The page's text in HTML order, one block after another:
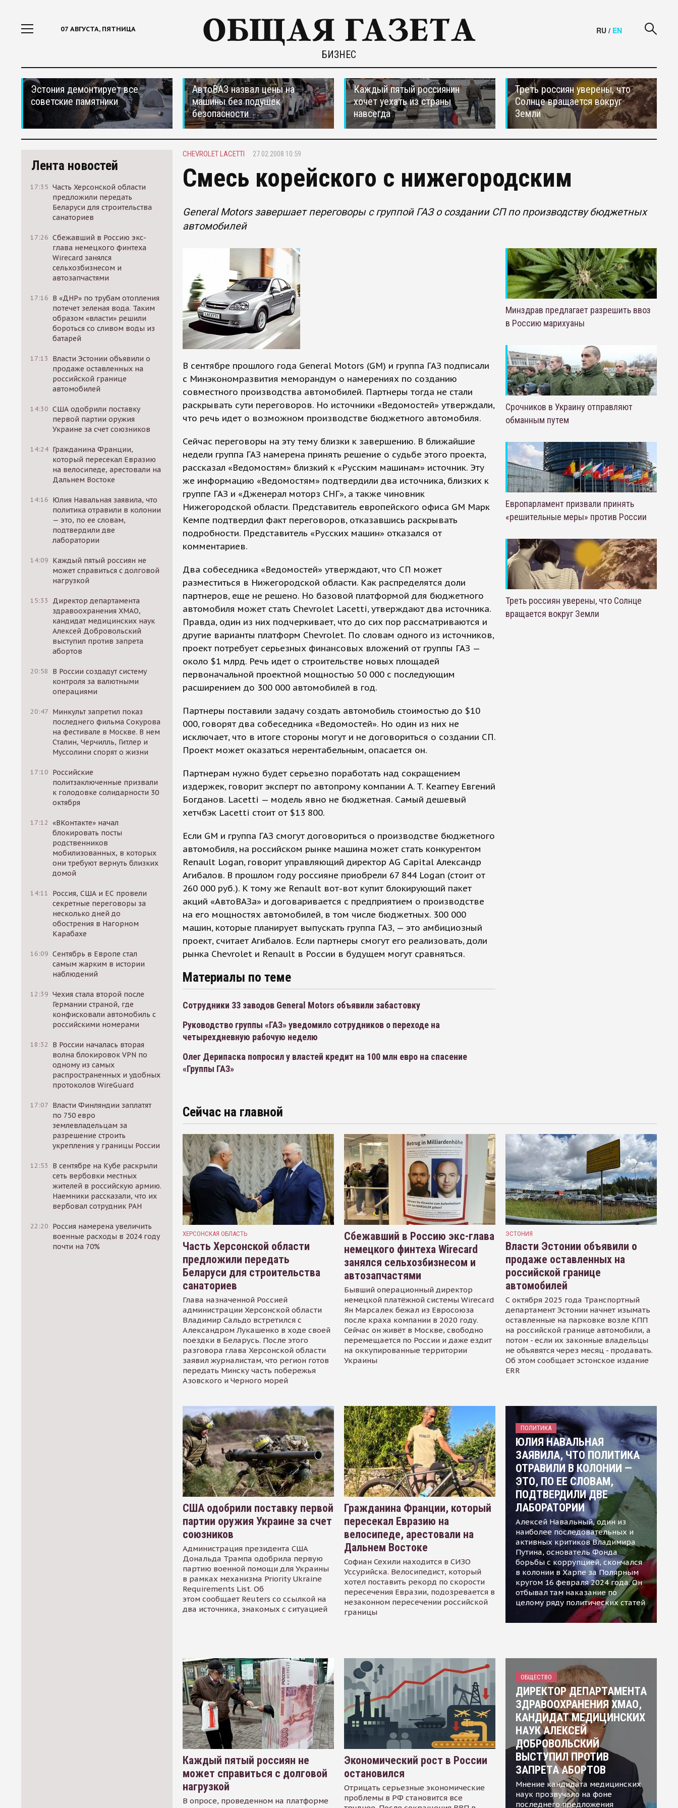
07 АВГУСТА, ПЯТНИЦА
БИЗНЕС
RU / EN
Эстония демонтирует все
советские памятники
АвтоВАЗ назвал цены на
машины без подушек
безопасности
Каждый пятый россиянин
хочет уехать из страны
навсегда
Треть россиян уверены, что
Солнце вращается вокруг
Земли
Лента новостей
17:35 Часть Херсонской области
предложили передать
Беларуси для строительства
санаториев
17:26 Сбежавший в Россию экс-
глава немецкого финтеха
Wirecard занялся
сельхозбизнесом и
автозапчастями
17:16 В «ДНР» по трубам отопления
потечет зеленая вода. Таким
образом «власти» решили
бороться со сливом воды из
батарей
17:13
Власти Эстонии объявили о
продаже оставленных на
российской границе
автомобилей
14:30 США одобрили поставку
первой партии оружия
Украине за счет союзников
14:24 Гражданина Франции,
который пересекал Евразию
на велосипеде, арестовали на
Дальнем Востоке
14:16 Юлия Навальная заявила, что
политика отравили в колонии
— это, по ее словам,
подтвердили две
лаборатории
14:09 Каждый пятый россиян не
может справиться с долговой
нагрузкой
15:33
Директор департамента
здравоохранения ХМАО,
кандидат медицинских наук
Алексей Добровольский
выступил против запрета
абортов
20:58
В России создадут систему
контроля за валютными
операциями
20:47 Минкульт запретил показ
последнего фильма Сокурова
на фестивале в Москве. В нем
Сталин, Черчилль, Гитлер и
Муссолини спорят о жизни
17:10 Российские
политзаключенные призвали
к голодовке солидарности 30
октября
17:12 «ВКонтакте» начал
блокировать посты
родственников
мобилизованных, в которых
они требуют вернуть близких
домой
14:11
Россия, США и ЕС провели
секретные переговоры за
несколько дней до
обострения в Нагорном
Карабахе
16:09 Сентябрь в Европе стал
самым жарким в истории
наблюдений
12:39 Чехия стала второй после
Германии страной, где
конфисковали автомобиль с
российскими номерами
18:32
В России началась вторая
волна блокировок VPN по
одному из самых
распространенных и удобных
протоколов WireGuard
17:07 Власти Финляндии заплатят
по 750 евро
землевладельцам за
разрешение строить
укрепления у границы России
12:53
В сентябре на Кубе раскрыли
сеть вербовки местных
жителей в российскую армию.
Наемники рассказали, что их
вербовал сотрудник РАН
22:20 Россия намерена увеличить
военные расходы в 2024 году
почти на 70%
CHEVROLET LACETTI 27.02.2008 10:59
Смесь корейского с нижегородским
General Motors завершает переговоры с группой ГАЗ о создании СП по производству бюджетных
автомобилей
В сентябре прошлого года General Motors (GM) и группа ГАЗ подписали
с Минэкономразвития меморандум о намерениях по созданию
совместного производства автомобилей. Партнеры тогда не стали
раскрывать сути переговоров. Но источники «Ведомостей» утверждали,
что речь идет о возможном производстве бюджетного автомобиля.
Сейчас переговоры на эту тему близки к завершению. В ближайшие
недели группа ГАЗ намерена принять решение о судьбе этого проекта,
рассказал «Ведомостям» близкий к «Русским машинам» источник. Эту
же информацию «Ведомостям» подтвердили два источника, близких к
группе ГАЗ и «Дженерал моторз СНГ», а также чиновник
Нижегородской области. Представитель европейского офиса GM Марк
Кемпе подтвердил факт переговоров, отказавшись раскрывать
подробности. Представитель «Русских машин» отказался от
комментариев.
Два собеседника «Ведомостей» утверждают, что СП может
разместиться в Нижегородской области. Как распределятся доли
партнеров, еще не решено. Но базовой платформой для бюджетного
автомобиля может стать Chevrolet Lacetti, утверждают два источника.
Правда, один из них подчеркивает, что до сих пор рассматриваются и
другие варианты платформ Chevrolet. По словам одного из источников,
проект потребует серьезных финансовых вложений от группы ГАЗ —
около $1 млрд. Речь идет о строительстве новых площадей
первоначальной проектной мощностью 50 000 с последующим
расширением до 300 000 автомобилей в год.
Партнеры поставили задачу создать автомобиль стоимостью до $10
000, говорят два собеседника «Ведомостей». Но один из них не
исключает, что в итоге стороны могут и не договориться о создании СП.
Проект может оказаться нерентабельным, опасается он.
Партнерам нужно будет серьезно поработать над сокращением
издержек, говорит эксперт по автопрому компании A. T. Kearney Евгений
Богданов. Lacetti — модель явно не бюджетная. Самый дешевый
хетчбэк Lacetti стоит от $13 800.
Если GM и группа ГАЗ смогут договориться о производстве бюджетного
автомобиля, на российском рынке машина может стать конкурентом
Renault Logan, говорит управляющий директор AG Capital Александр
Агибалов. В прошлом году россияне приобрели 67 844 Logan (стоит от
260 000 руб.). К тому же Renault вот-вот купит блокирующий пакет
акций «АвтоВАЗа» и договаривается с предприятием о производстве
на его мощностях автомобилей, в том числе бюджетных. 300 000
машин, которые планирует выпускать группа ГАЗ, — это амбициозный
проект, считает Агибалов. Если партнеры смогут его реализовать, доли
рынка Chevrolet и Renault в России в будущем могут сравняться.
Материалы по теме
Сотрудники 33 заводов General Motors объявили забастовку
Руководство группы «ГАЗ» уведомило сотрудников о переходе на
четырехдневную рабочую неделю
Олег Дерипаска попросил у властей кредит на 100 млн евро на спасение
«Группы ГАЗ»
Минздрав предлагает разрешить ввоз
в Россию марихуаны
Срочников в Украину отправляют
обманным путем
Европарламент призвали принять
«решительные меры» против России
Треть россиян уверены, что Солнце
вращается вокруг Земли
Сейчас на главной
ХЕРСОНСКАЯ ОБЛАСТЬ
Часть Херсонской области
предложили передать
Беларуси для строительства
санаториев
Глава назначенной Россией
администрации Херсонской области
Владимир Сальдо встретился с
Александром Лукашенко в ходе своей
поездки в Беларусь. После этого
разговора глава Херсонской области
заявил журналистам, что регион готов
передать Минску часть побережья
Азовского и Черного морей
Сбежавший в Россию экс-глава
немецкого финтеха Wirecard
занялся сельхозбизнесом и
автозапчастями
Бывший операционный директор
немецкой платёжной системы Wirecard
Ян Марсалек бежал из Евросоюза
после краха компании в 2020 году.
Сейчас он живёт в Москве, свободно
перемещается по России и даже ездит
на оккупированные территории
Украины
ЭСТОНИЯ
Власти Эстонии объявили о
продаже оставленных на
российской границе
автомобилей
С октября 2025 года Транспортный
департамент Эстонии начнет изымать
оставленные на парковке возле КПП
на российской границе автомобили, а
потом - если их законные владельцы
не объявятся через месяц - продавать.
Об этом сообщает эстонское издание
ERR
США одобрили поставку первой
партии оружия Украине за счет
союзников
Администрация президента США
Дональда Трампа одобрила первую
партию военной помощи для Украины
в рамках механизма Priority Ukraine
Requirements List. Об
этом сообщает Reuters со ссылкой на
два источника, знакомых с ситуацией
Гражданина Франции, который
пересекал Евразию на
велосипеде, арестовали на
Дальнем Востоке
Софиан Сехили находится в СИЗО
Уссурийска. Велосипедист, который
хотел поставить рекорд по скорости
пересечения Евразии, подозревается в
незаконном пересечении российской
границы
ПОЛИТИКА
ЮЛИЯ НАВАЛЬНАЯ
ЗАЯВИЛА, ЧТО ПОЛИТИКА
ОТРАВИЛИ В КОЛОНИИ —
ЭТО, ПО ЕЕ СЛОВАМ,
ПОДТВЕРДИЛИ ДВЕ
ЛАБОРАТОРИИ
Алексей Навальный, один из
наиболее последовательных и
активных критиков Владимира
Путина, основатель Фонда
борьбы с коррупцией, скончался
в колонии в Харпе за Полярным
кругом 16 февраля 2024 года. Он
отбывал там наказание по
целому ряду политических статей
Каждый пятый россиян не
может справиться с долговой
нагрузкой
В опросе, проведенном на платформе
Экономический рост в России
остановился
Отрицать серьезные экономические
проблемы в РФ становится все
ОБЩЕСТВО
ДИРЕКТОР ДЕПАРТАМЕНТА
ЗДРАВООХРАНЕНИЯ ХМАО,
КАНДИДАТ МЕДИЦИНСКИХ
НАУК АЛЕКСЕЙ
ДОБРОВОЛЬСКИЙ
ВЫСТУПИЛ ПРОТИВ
ЗАПРЕТА АБОРТОВ
Мнение кандидата медицинских
наук прозвучало на фоне
последнего предложения